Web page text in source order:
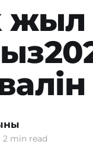
2 min read